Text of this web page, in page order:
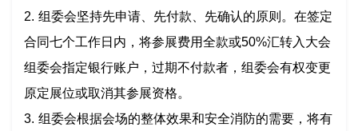
2. 组委会坚持先申请、先付款、先确认的原则。在签定
合同七个工作日内，将参展费用全款或50%汇转入大会
组委会指定银行账户，过期不付款者，组委会有权变更
原定展位或取消其参展资格。
3. 组委会根据会场的整体效果和安全消防的需要，将有